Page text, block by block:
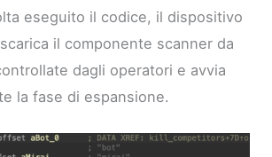
eseguito il codice, il dispositivo
il componente scanner da
dagli operatori e avvia
la fase di espansione.